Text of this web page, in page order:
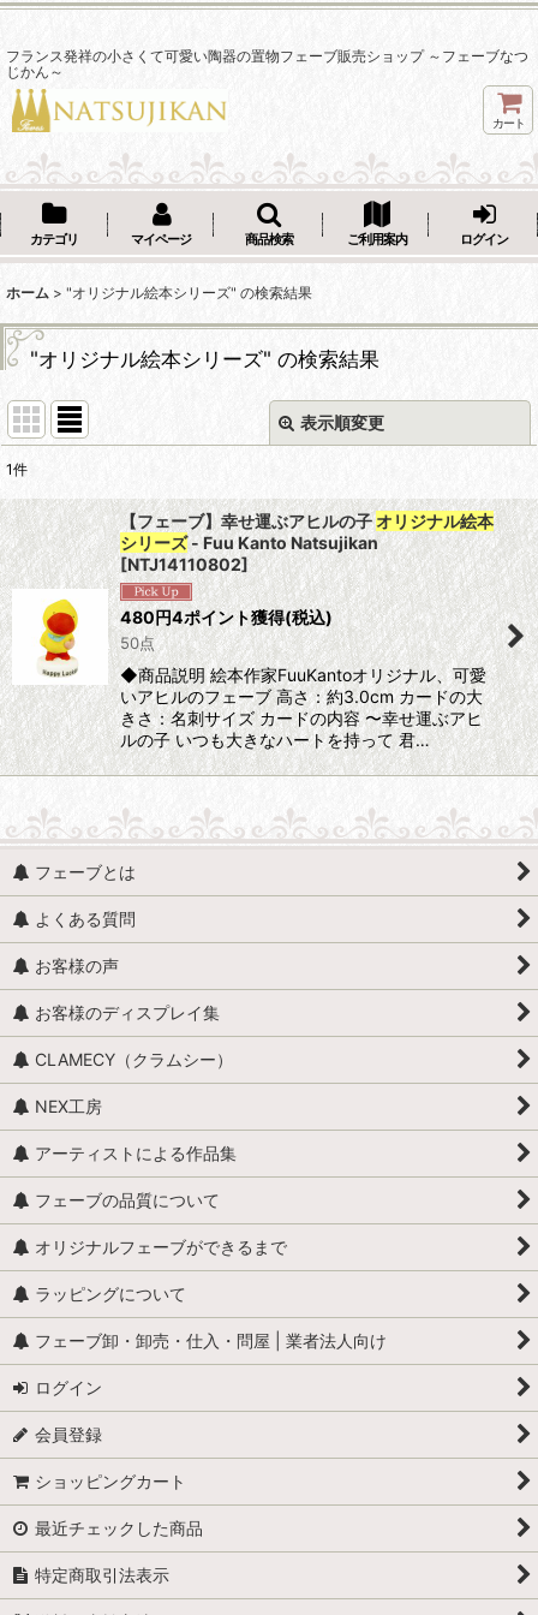
フランス発祥の小さくて可愛い陶器の置物フェーブ販売ショップ ～フェーブなつ
じかん～
カート
カテゴリ マイページ 商品検索 ご利用案内 ログイン
ホーム > "オリジナル絵本シリーズ" の検索結果
"オリジナル絵本シリーズ" の検索結果
表示順変更
表示数:
並び順:
絞り込む
1件
【フェーブ】幸せ運ぶアヒルの子オリジナル絵本
シリーズ- Fuu Kanto Natsujikan
[NTJ14110802]
480円4ポイント獲得(税込)
50点
◆商品説明 絵本作家FuuKantoオリジナル、可愛
いアヒルのフェーブ 高さ：約3.0cm カードの大
きさ：名刺サイズ カードの内容 〜幸せ運ぶアヒ
ルの子 いつも大きなハートを持って 君…
フェーブとは
よくある質問
お客様の声
お客様のディスプレイ集
CLAMECY（クラムシー）
NEX工房
アーティストによる作品集
フェーブの品質について
オリジナルフェーブができるまで
ラッピングについて
フェーブ卸・卸売・仕入・問屋 | 業者法人向け
ログイン
会員登録
ショッピングカート
最近チェックした商品
特定商取引法表示